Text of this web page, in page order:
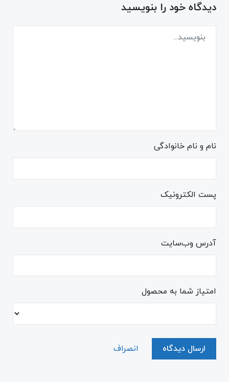
دیدگاه خود را بنویسید
نام و نام خانوادگی
پست الکترونیک
آدرس وب‌سایت
امتیاز شما به محصول
ارسال دیدگاه انصراف